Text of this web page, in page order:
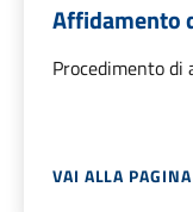
Affidamento
Procedimento di
VAI ALLA PAGINA